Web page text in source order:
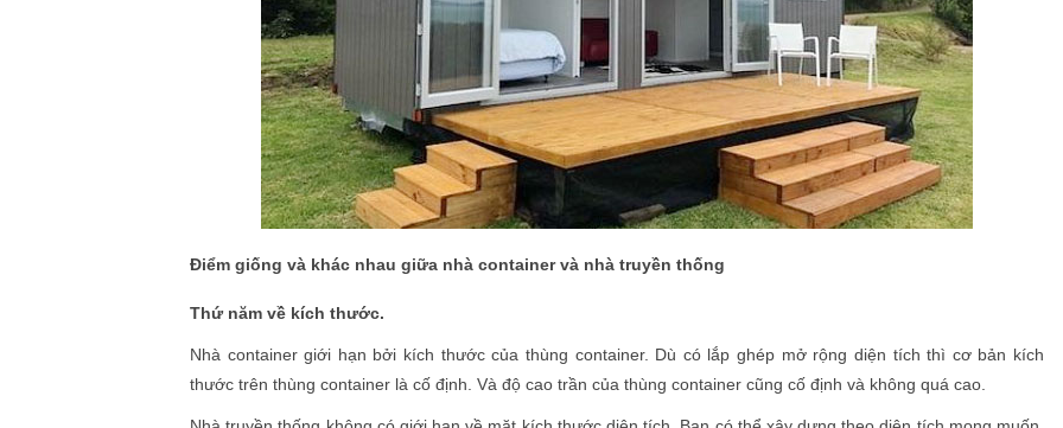
Điểm giống và khác nhau giữa nhà container và nhà truyền thống
Thứ năm về kích thước.
Nhà container giới hạn bởi kích thước của thùng container. Dù có lắp ghép mở rộng diện tích thì cơ bản kích
thước trên thùng container là cố định. Và độ cao trần của thùng container cũng cố định và không quá cao.